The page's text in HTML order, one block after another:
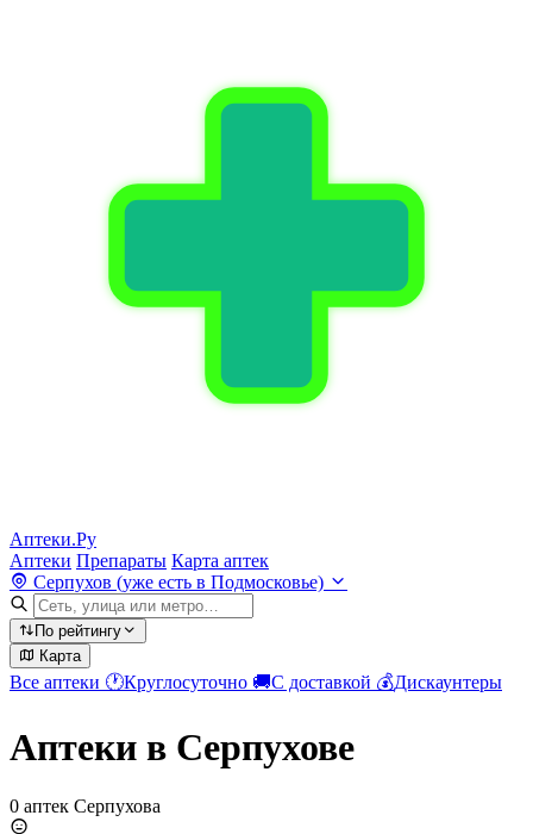
Аптеки.Ру
Аптеки Препараты Карта аптек
Серпухов (уже есть в Подмосковье)
По рейтингу
Карта
Все аптеки 🕐Круглосуточно 🚚С доставкой 💰Дискаунтеры
Аптеки в Серпухове
0 аптек Серпухова